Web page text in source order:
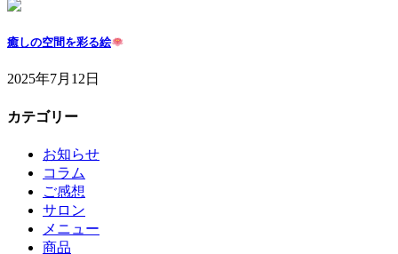
癒しの空間を彩る絵
2025年7月12日
カテゴリー
お知らせ
コラム
ご感想
サロン
メニュー
商品